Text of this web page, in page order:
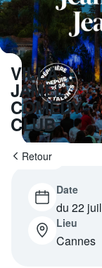
connexion
Avantages
Programme tv
Retour
VILLA
JAMEL
COMEDY
CLUB
Date
du 22
Lieu
Cannes